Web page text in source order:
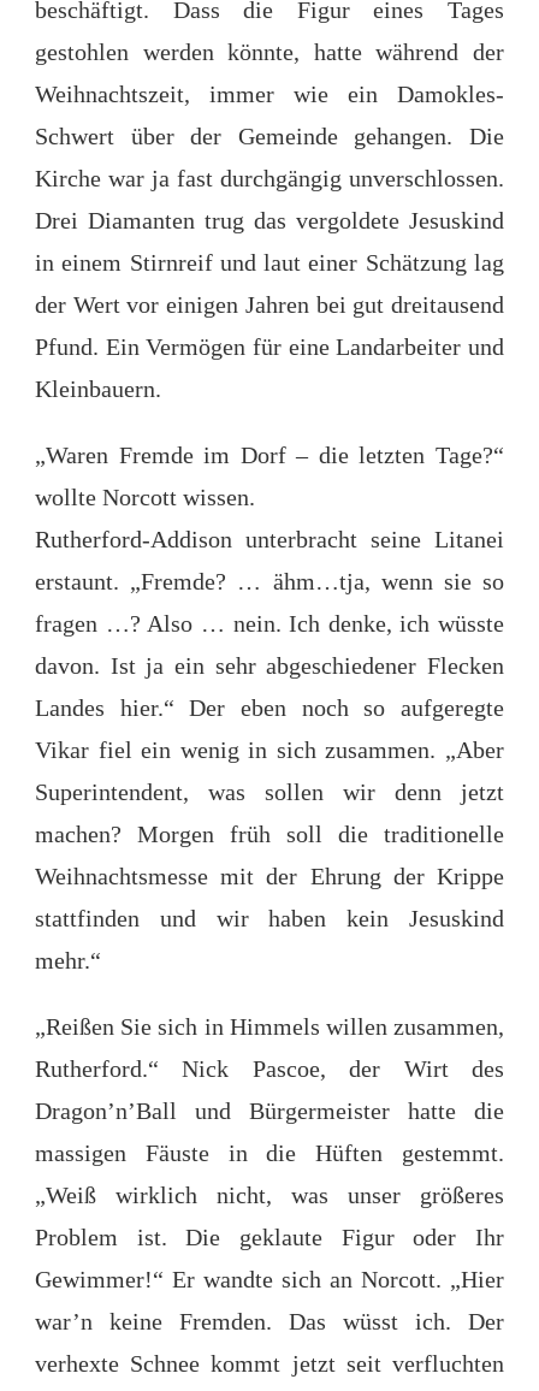
beschäftigt. Dass die Figur eines Tages
gestohlen werden könnte, hatte während der
Weihnachtszeit, immer wie ein Damokles-
Schwert über der Gemeinde gehangen. Die
Kirche war ja fast durchgängig unverschlossen.
Drei Diamanten trug das vergoldete Jesuskind
in einem Stirnreif und laut einer Schätzung lag
der Wert vor einigen Jahren bei gut dreitausend
Pfund. Ein Vermögen für eine Landarbeiter und
Kleinbauern.
„Waren Fremde im Dorf – die letzten Tage?“
wollte Norcott wissen.
Rutherford-Addison unterbracht seine Litanei
erstaunt. „Fremde? … ähm…tja, wenn sie so
fragen …? Also … nein. Ich denke, ich wüsste
davon. Ist ja ein sehr abgeschiedener Flecken
Landes hier.“ Der eben noch so aufgeregte
Vikar fiel ein wenig in sich zusammen. „Aber
Superintendent, was sollen wir denn jetzt
machen? Morgen früh soll die traditionelle
Weihnachtsmesse mit der Ehrung der Krippe
stattfinden und wir haben kein Jesuskind
mehr.“
„Reißen Sie sich in Himmels willen zusammen,
Rutherford.“ Nick Pascoe, der Wirt des
Dragon’n’Ball und Bürgermeister hatte die
massigen Fäuste in die Hüften gestemmt.
„Weiß wirklich nicht, was unser größeres
Problem ist. Die geklaute Figur oder Ihr
Gewimmer!“ Er wandte sich an Norcott. „Hier
war’n keine Fremden. Das wüsst ich. Der
verhexte Schnee kommt jetzt seit verfluchten